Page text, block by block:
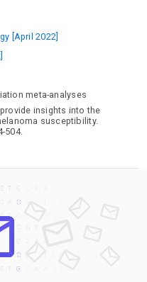
[April 2022]
meta-analyses
insights into the
susceptibility.
504.